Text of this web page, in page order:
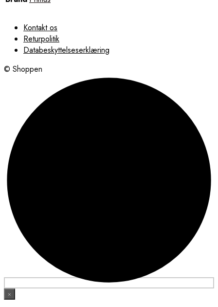
Kontakt os
Returpolitik
Databeskyttelseserklæring
© Shoppen
×